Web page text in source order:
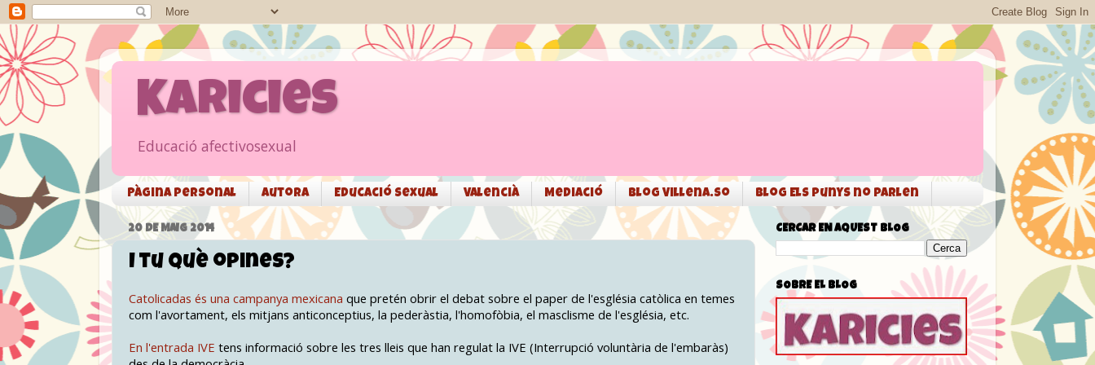
Karicies
Educació afectivosexual
Pàgina personal Autora Educació sexual Valencià Mediació Blog Villena.so Blog Els punys no parlen
20 DE MAIG 2014
I tu què opines?
Catolicadas és una campanya mexicana que pretén obrir el debat sobre el paper de l'església catòlica en temes
com l'avortament, els mitjans anticonceptius, la pederàstia, l'homofòbia, el masclisme de l'església, etc.
En l'entrada IVE tens informació sobre les tres lleis que han regulat la IVE (Interrupció voluntària de l'embaràs)
CERCAR EN AQUEST BLOG
SOBRE EL BLOG